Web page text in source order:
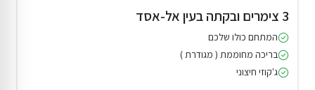
3 צימרים ובקתה בעין אל-אסד
המתחם כולו שלכם
בריכה מחוממת ( מגודרת )
ג'קוזי חיצוני